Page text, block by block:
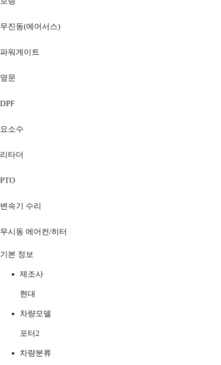
무진동(에어서스)
파워게이트
옆문
DPF
요소수
리타더
PTO
변속기 수리
무시동 에어컨/히터
기본 정보
제조사
현대
차량모델
포터2
차량분류